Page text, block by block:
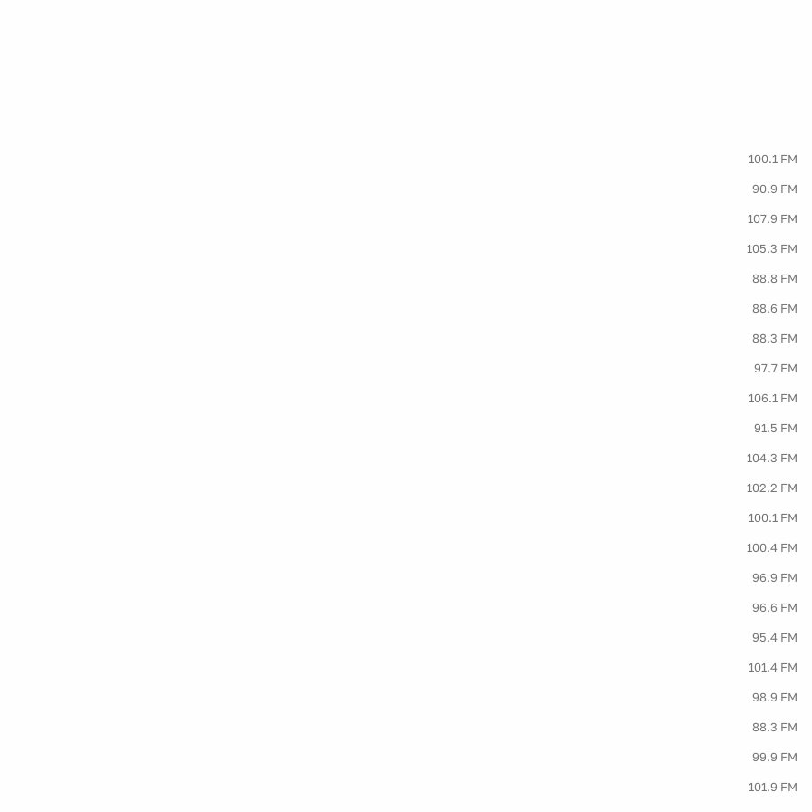
100.1 FM
90.9 FM
107.9 FM
105.3 FM
88.8 FM
88.6 FM
88.3 FM
97.7 FM
106.1 FM
91.5 FM
104.3 FM
102.2 FM
100.1 FM
100.4 FM
96.9 FM
96.6 FM
95.4 FM
101.4 FM
98.9 FM
88.3 FM
99.9 FM
101.9 FM